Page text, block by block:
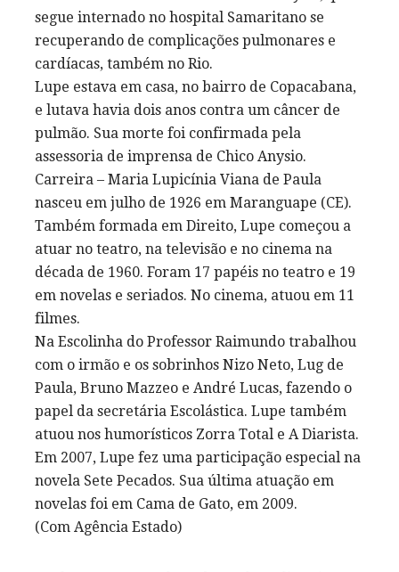
segue internado no hospital Samaritano se
recuperando de complicações pulmonares e
cardíacas, também no Rio.
Lupe estava em casa, no bairro de Copacabana,
e lutava havia dois anos contra um câncer de
pulmão. Sua morte foi confirmada pela
assessoria de imprensa de Chico Anysio.
Carreira – Maria Lupicínia Viana de Paula
nasceu em julho de 1926 em Maranguape (CE).
Também formada em Direito, Lupe começou a
atuar no teatro, na televisão e no cinema na
década de 1960. Foram 17 papéis no teatro e 19
em novelas e seriados. No cinema, atuou em 11
filmes.
Na Escolinha do Professor Raimundo trabalhou
com o irmão e os sobrinhos Nizo Neto, Lug de
Paula, Bruno Mazzeo e André Lucas, fazendo o
papel da secretária Escolástica. Lupe também
atuou nos humorísticos Zorra Total e A Diarista.
Em 2007, Lupe fez uma participação especial na
novela Sete Pecados. Sua última atuação em
novelas foi em Cama de Gato, em 2009.
(Com Agência Estado)